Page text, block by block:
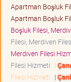
Apartman Boşluk
Apartman Boşluk
Boşluk Filesi,
Filesi, Merdiven
Merdiven Filesi
Filesi Hizmeti |
Filesi Hizmeti |